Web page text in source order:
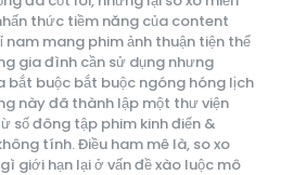
thức tiềm năng của content
nam mang phim ảnh thuận tiện thể
gia đình cần sử dụng nhưng
bắt buộc bắt buộc ngóng hóng lịch
này đã thành lập một thư viện
số đông tập phim kinh điển &
tính. Điều ham mê là, so xo
giới hạn lại ở vấn đề xào luộc mô